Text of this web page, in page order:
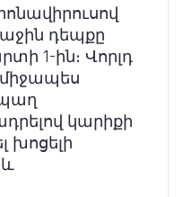
դեպքը
1-ին։ Վորլդ
կարիքի
խոցելի
և